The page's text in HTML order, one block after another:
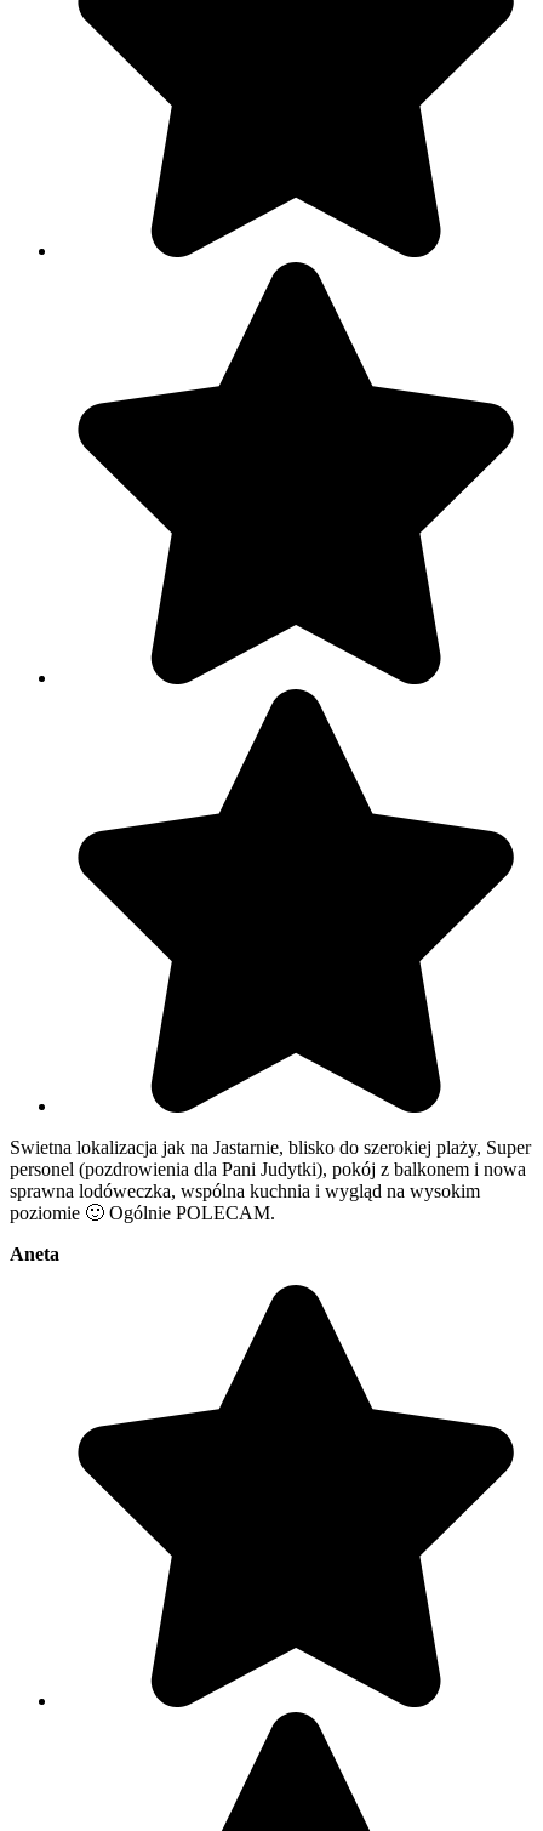
Swietna lokalizacja jak na Jastarnie, blisko do szerokiej plaży, Super
personel (pozdrowienia dla Pani Judytki), pokój z balkonem i nowa
sprawna lodóweczka, wspólna kuchnia i wygląd na wysokim
poziomie 🙂 Ogólnie POLECAM.
Aneta